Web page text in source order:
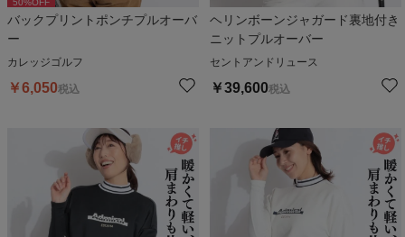
バックプリントポンチプルオーバ
ー
カレッジゴルフ
￥6,050税込
ヘリンボーンジャガード裏地付き
ニットプルオーバー
セントアンドリュース
￥39,600税込